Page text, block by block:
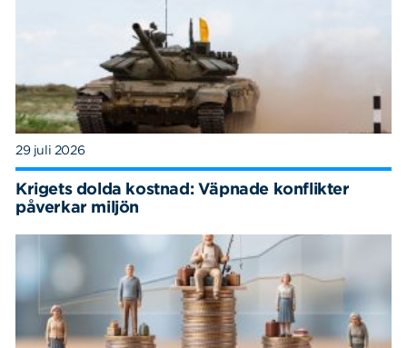
29 juli 2026
Krigets dolda kostnad: Väpnade konflikter
påverkar miljön